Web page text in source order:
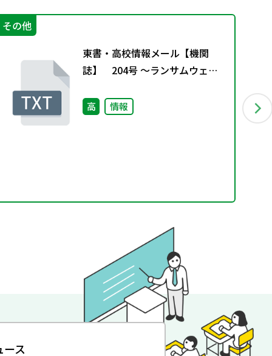
その他
東書・高校情報メール【機関
誌】 204号 ～ランサムウェア
高 情報
ース